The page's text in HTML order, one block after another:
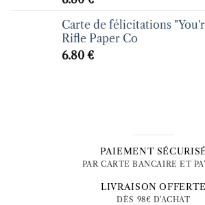
Carte de félicitations
Rifle Paper Co
6.80 €
PAIEMENT SÉCURISÉ
PAR CARTE BANCAIRE ET
LIVRAISON OFFERTE
DÈS 98€ D'ACHAT